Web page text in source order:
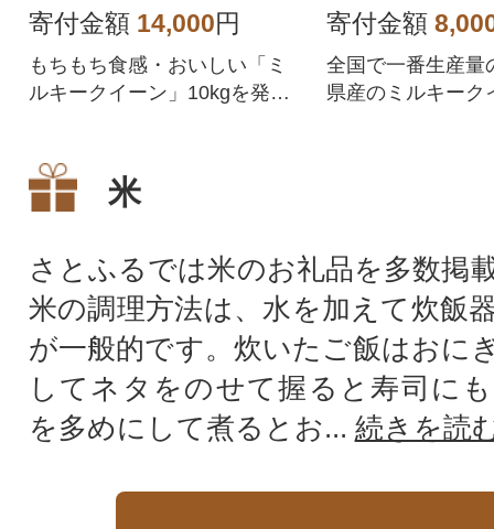
寄付金額 14,000円
もちもち食感・おいしい「ミ
ルキークイーン」10kgを発送
寄付金額
全国で一番生産量
県産のミルキーク
米
さとふるでは米のお礼品を多数掲
米の調理方法は、水を加えて炊飯
が一般的です。炊いたご飯はおに
してネタをのせて握ると寿司に
を多めにして煮るとお... 続きを読